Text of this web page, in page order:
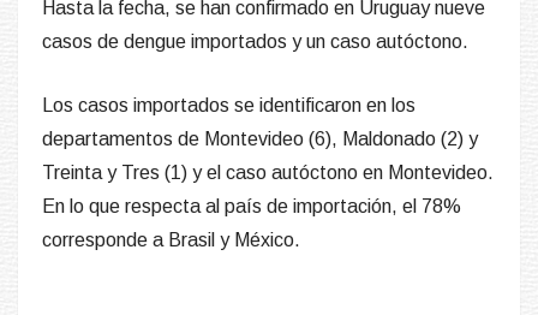
Hasta la fecha, se han confirmado en Uruguay nueve
casos de dengue importados y un caso autóctono.
Los casos importados se identificaron en los
departamentos de Montevideo (6), Maldonado (2) y
Treinta y Tres (1) y el caso autóctono en Montevideo.
En lo que respecta al país de importación, el 78%
corresponde a Brasil y México.